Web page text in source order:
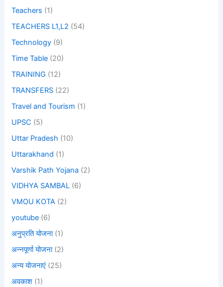
Teachers (1)
TEACHERS L1,L2 (54)
Technology (9)
Time Table (20)
TRAINING (12)
TRANSFERS (22)
Travel and Tourism (1)
UPSC (5)
Uttar Pradesh (10)
Uttarakhand (1)
Varshik Path Yojana (2)
VIDHYA SAMBAL (6)
VMOU KOTA (2)
youtube (6)
अनुप्रति योजना(1)
अन्नपूर्णा योजना(2)
अन्य योजनाएं (25)
अवकाश (1)